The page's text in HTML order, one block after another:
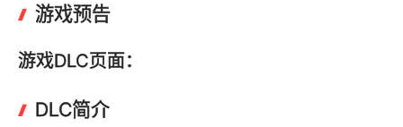
游戏预告
游戏DLC页面：
DLC简介